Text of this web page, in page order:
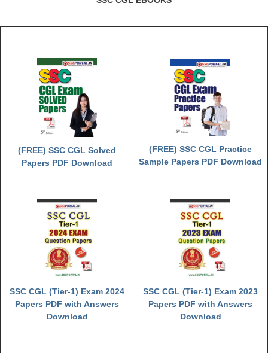
(FREE) SSC CGL Solved
Papers PDF Download
(FREE) SSC CGL Practice
Sample Papers PDF Download
SSC CGL (Tier-1) Exam 2024
Papers PDF with Answers
Download
SSC CGL (Tier-1) Exam 2023
Papers PDF with Answers
Download